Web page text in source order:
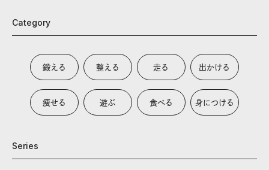
Category
鍛える 整える 走る 出かける
痩せる 遊ぶ 食べる 身につける
Series